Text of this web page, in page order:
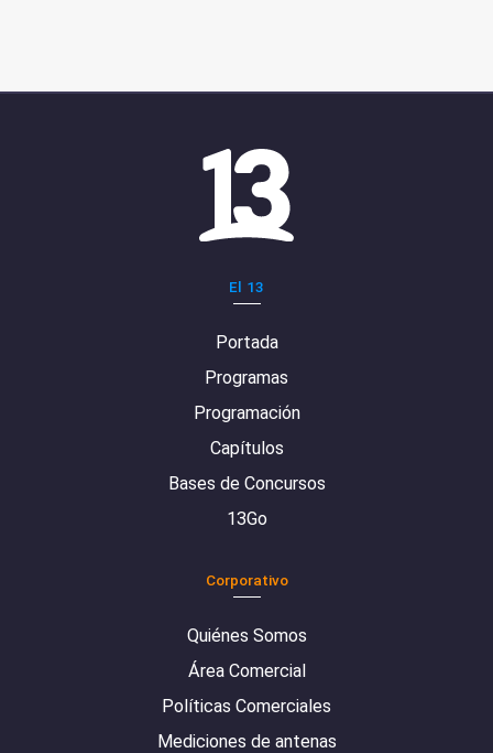
El 13
Portada
Programas
Programación
Capítulos
Bases de Concursos
13Go
Corporativo
Quiénes Somos
Área Comercial
Políticas Comerciales
Mediciones de antenas